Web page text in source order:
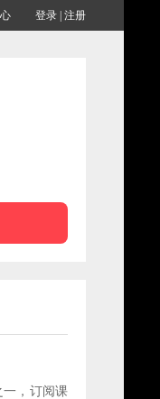
登录 注册
一，订阅课